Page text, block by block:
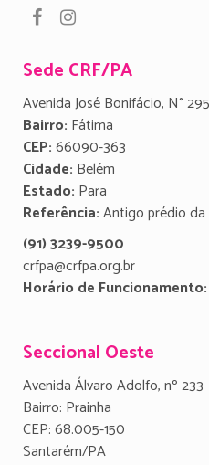
Sede CRF/PA
Avenida José Bonifácio, N° 295
Bairro: Fátima
CEP:66090-363
Cidade: Belém
Estado: Para
Referência:Antigo prédio
(91) 3239-9500
crfpa@crfpa.org.br
Horário de Funcionamento:
Seccional Oeste
Avenida Álvaro Adolfo, nº 233
Bairro: Prainha
CEP: 68.005-150
Santarém/PA